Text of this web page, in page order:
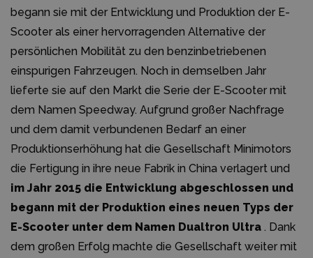
begann sie mit der Entwicklung und Produktion der E-
Scooter als einer hervorragenden Alternative der
persönlichen Mobilität zu den benzinbetriebenen
einspurigen Fahrzeugen. Noch in demselben Jahr
lieferte sie auf den Markt die Serie der E-Scooter mit
dem Namen Speedway. Aufgrund großer Nachfrage
und dem damit verbundenen Bedarf an einer
Produktionserhöhung hat die Gesellschaft Minimotors
die Fertigung in ihre neue Fabrik in China verlagert und
im Jahr 2015 die Entwicklung abgeschlossen und
begann mit der Produktion eines neuen Typs der
E-Scooter unter dem Namen Dualtron Ultra . Dank
dem großen Erfolg machte die Gesellschaft weiter mit